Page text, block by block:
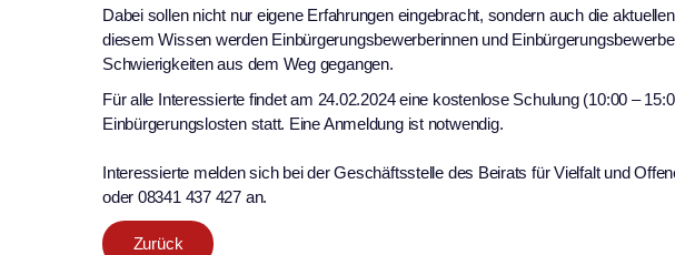
Dabei sollen nicht nur eigene Erfahrungen eingebracht, sondern auch die
diesem Wissen werden Einbürgerungsbewerberinnen und
Schwierigkeiten aus dem Weg gegangen.
Für alle Interessierte findet am 24.02.2024 eine kostenlose Schulung (10:00 –
Einbürgerungslosten statt. Eine Anmeldung ist notwendig.
Interessierte melden sich bei der Geschäftsstelle des Beirats für Vielfalt und
oder 08341 437 427 an.
Zurück